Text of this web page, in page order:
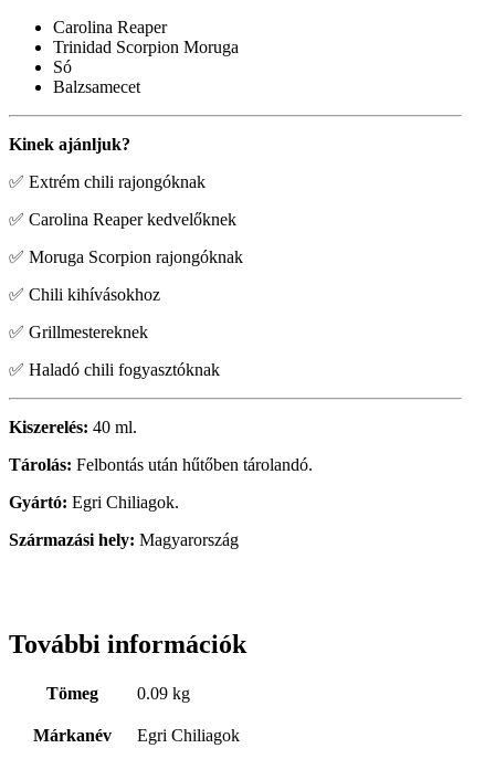
Carolina Reaper
Trinidad Scorpion Moruga
Só
Balzsamecet
Kinek ajánljuk?
✅ Extrém chili rajongóknak
✅ Carolina Reaper kedvelőknek
✅ Moruga Scorpion rajongóknak
✅ Chili kihívásokhoz
✅ Grillmestereknek
✅ Haladó chili fogyasztóknak
Kiszerelés: 40 ml.
Tárolás: Felbontás után hűtőben tárolandó.
Gyártó: Egri Chiliagok.
Származási hely: Magyarország
További információk
Tömeg 0.09 kg
Márkanév Egri Chiliagok